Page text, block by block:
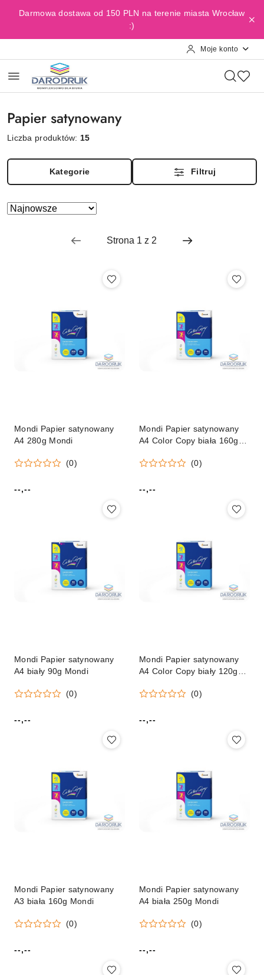
Przejdź do treści głównej
Przejdź do wyszukiwarki
Przejdź do moje konto
Przejdź do menu głównego
Przejdź do stopki
Darmowa dostawa od 150 PLN na terenie miasta Wrocław
:)
Moje konto
Papier satynowany
Liczba produktów: 15
Kategorie Filtruj
Zastosowano
Sortuj
Mondi Papier satynowany
A4 280g Mondi
(0)
Cena:
--,--
Mondi Papier satynowany
A4 Color Copy biała 160g
(0)
Cena:
--,--
Mondi Papier satynowany
A4 biały 90g Mondi
(0)
Cena:
--,--
Mondi Papier satynowany
A4 Color Copy biały 120g
(8687A12)
(0)
Cena:
--,--
Mondi Papier satynowany
A3 biała 160g Mondi
(0)
Cena:
--,--
Mondi Papier satynowany
A4 biała 250g Mondi
(0)
Cena:
--,--